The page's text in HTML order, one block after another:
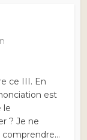
ce III. En
est
le
? Je ne
comprendre…